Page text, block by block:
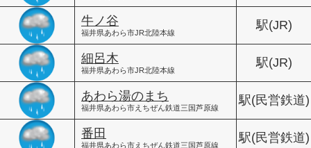
牛ノ谷
福井県あわら市JR北陸本線
駅(JR)
細呂木
福井県あわら市JR北陸本線
駅(JR)
あわら湯のまち
福井県あわら市えちぜん鉄道三国芦原線
駅(民営鉄道)
番田
福井県あわら市えちぜん鉄道三国芦原線
駅(民営鉄道)